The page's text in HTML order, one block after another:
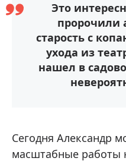
Это
пророчили
старость с
ухода из
нашел в
Сегодня Александр
масштабные работы